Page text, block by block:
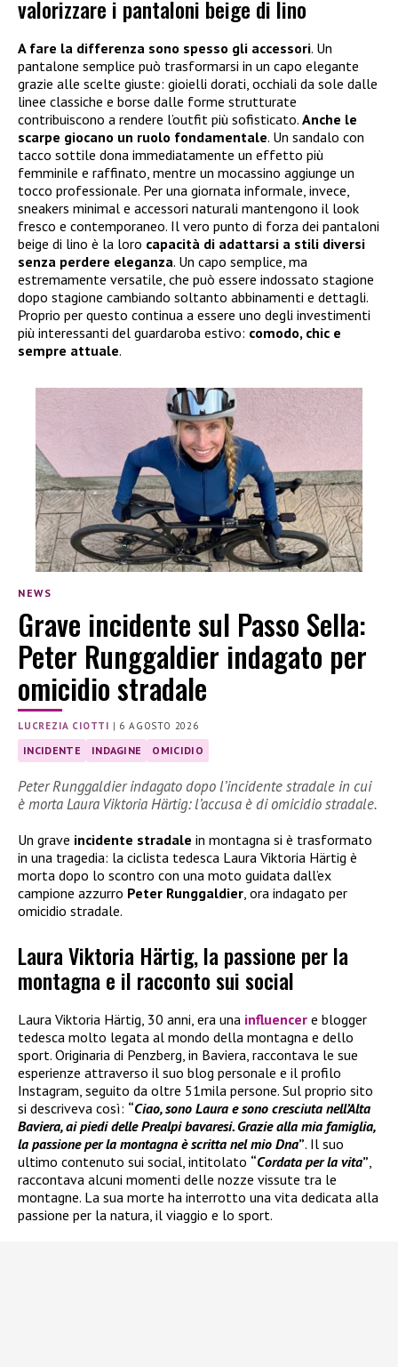
valorizzare i pantaloni beige di lino
A fare la differenza sono spesso gli accessori. Un
pantalone semplice può trasformarsi in un capo elegante
grazie alle scelte giuste: gioielli dorati, occhiali da sole dalle
linee classiche e borse dalle forme strutturate
contribuiscono a rendere l’outfit più sofisticato. Anche le
scarpe giocano un ruolo fondamentale. Un sandalo con
tacco sottile dona immediatamente un effetto più
femminile e raffinato, mentre un mocassino aggiunge un
tocco professionale. Per una giornata informale, invece,
sneakers minimal e accessori naturali mantengono il look
fresco e contemporaneo. Il vero punto di forza dei pantaloni
beige di lino è la loro capacità di adattarsi a stili diversi
senza perdere eleganza. Un capo semplice, ma
estremamente versatile, che può essere indossato stagione
dopo stagione cambiando soltanto abbinamenti e dettagli.
Proprio per questo continua a essere uno degli investimenti
più interessanti del guardaroba estivo: comodo, chic e
sempre attuale.
NEWS
Grave incidente sul Passo Sella:
Peter Runggaldier indagato per
omicidio stradale
LUCREZIA CIOTTI | 6 AGOSTO 2026
INCIDENTE INDAGINE OMICIDIO
Peter Runggaldier indagato dopo l’incidente stradale in cui
è morta Laura Viktoria Härtig: l’accusa è di omicidio stradale.
Un grave incidente stradale in montagna si è trasformato
in una tragedia: la ciclista tedesca Laura Viktoria Härtig è
morta dopo lo scontro con una moto guidata dall’ex
campione azzurro Peter Runggaldier , ora indagato per
omicidio stradale.
Laura Viktoria Härtig, la passione per la
montagna e il racconto sui social
Laura Viktoria Härtig, 30 anni, era una influencer e blogger
tedesca molto legata al mondo della montagna e dello
sport. Originaria di Penzberg, in Baviera, raccontava le sue
esperienze attraverso il suo blog personale e il profilo
Instagram, seguito da oltre 51mila persone. Sul proprio sito
si descriveva così: “Ciao, sono Laura e sono cresciuta nell’Alta
Baviera, ai piedi delle Prealpi bavaresi. Grazie alla mia famiglia,
la passione per la montagna è scritta nel mio Dna”. Il suo
ultimo contenuto sui social, intitolato “Cordata per la vita”
raccontava alcuni momenti delle nozze vissute tra le
montagne. La sua morte ha interrotto una vita dedicata alla
passione per la natura, il viaggio e lo sport.